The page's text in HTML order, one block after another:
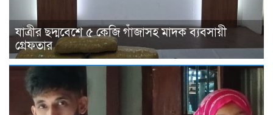
যাত্রীর ছদ্মবেশে ৫ কেজি গাঁজাসহ মাদক ব্যবসায়ী
গ্রেফতার